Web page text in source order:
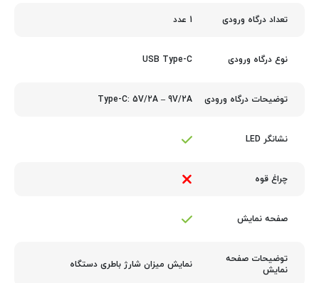
تعداد درگاه ورودی 1 عدد
نوع درگاه ورودی USB Type-C
توضیحات درگاه ورودی Type-C: 5V/2A – 9V/2A
نشانگر LED
چراغ قوه
صفحه نمایش
توضیحات صفحه
نمایش
نمایش میزان شارژ باطری دستگاه